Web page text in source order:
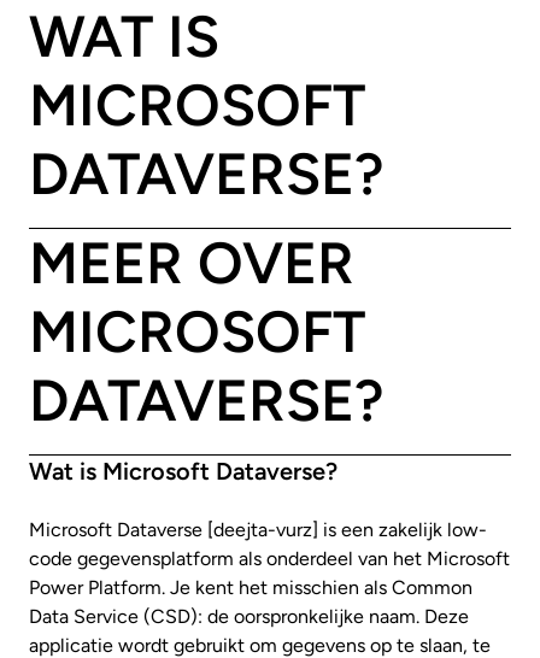
WAT IS
MICROSOFT
DATAVERSE?
MEER OVER
MICROSOFT
DATAVERSE?
Wat is Microsoft Dataverse?
Microsoft Dataverse [deejta-vurz] is een zakelijk low-
code gegevensplatform als onderdeel van het Microsoft
Power Platform. Je kent het misschien als Common
Data Service (CSD): de oorspronkelijke naam. Deze
applicatie wordt gebruikt om gegevens op te slaan, te